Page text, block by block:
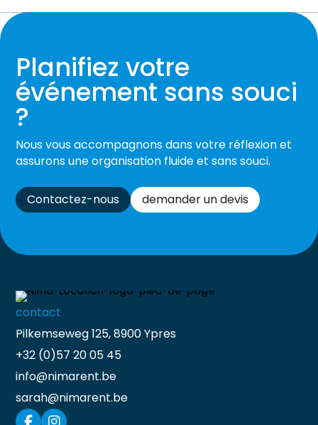
Planifiez votre
événement sans souci
?
Nous vous accompagnons dans votre réflexion et
assurons une organisation fluide et sans souci.
Contactez-nous demander un devis
contact
Pilkemseweg 125, 8900 Ypres
+32 (0)57 20 05 45
info@nimarent.be
sarah@nimarent.be